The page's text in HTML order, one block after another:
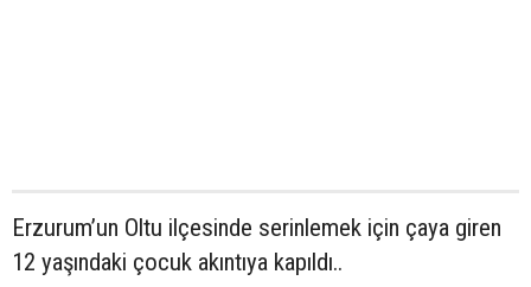
Erzurum’un Oltu ilçesinde serinlemek için çaya giren
12 yaşındaki çocuk akıntıya kapıldı..